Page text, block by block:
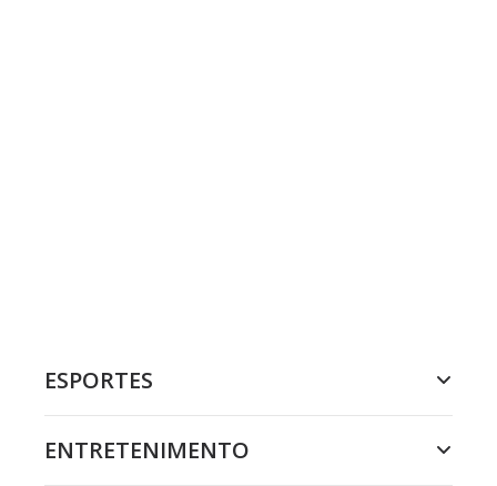
ESPORTES
ENTRETENIMENTO